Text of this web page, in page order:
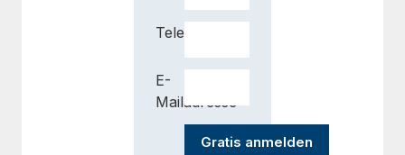
Telefon
E-
Mailadresse